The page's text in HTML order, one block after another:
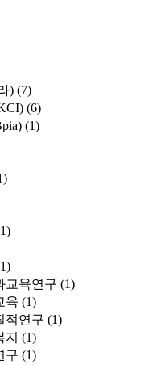
) (7)
(6)
(1)
교육연구 (1)
육 (1)
적연구 (1)
(1)
구 (1)